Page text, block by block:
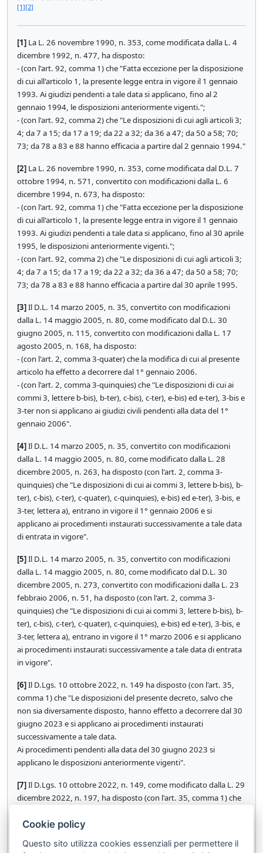
[1][2]
[1] La L. 26 novembre 1990, n. 353, come modificata dalla L. 4
dicembre 1992, n. 477, ha disposto:
- (con l'art. 92, comma 1) che "Fatta eccezione per la disposizione
di cui all'articolo 1, la presente legge entra in vigore il 1 gennaio
1993. Ai giudizi pendenti a tale data si applicano, fino al 2
gennaio 1994, le disposizioni anteriormente vigenti.";
- (con l'art. 92, comma 2) che "Le disposizioni di cui agli articoli 3;
4; da 7 a 15; da 17 a 19; da 22 a 32; da 36 a 47; da 50 a 58; 70;
73; da 78 a 83 e 88 hanno efficacia a partire dal 2 gennaio 1994."
[2] La L. 26 novembre 1990, n. 353, come modificata dal D.L. 7
ottobre 1994, n. 571, convertito con modificazioni dalla L. 6
dicembre 1994, n. 673, ha disposto:
- (con l'art. 92, comma 1) che "Fatta eccezione per la disposizione
di cui all'articolo 1, la presente legge entra in vigore il 1 gennaio
1993. Ai giudizi pendenti a tale data si applicano, fino al 30 aprile
1995, le disposizioni anteriormente vigenti.";
- (con l'art. 92, comma 2) che "Le disposizioni di cui agli articoli 3;
4; da 7 a 15; da 17 a 19; da 22 a 32; da 36 a 47; da 50 a 58; 70;
73; da 78 a 83 e 88 hanno efficacia a partire dal 30 aprile 1995.
[3]Il D.L. 14 marzo 2005, n. 35, convertito con modificazioni
dalla L. 14 maggio 2005, n. 80, come modificato dal D.L. 30
giugno 2005, n. 115, convertito con modificazioni dalla L. 17
agosto 2005, n. 168, ha disposto:
- (con l'art. 2, comma 3-quater) che la modifica di cui al presente
articolo ha effetto a decorrere dal 1° gennaio 2006.
- (con l'art. 2, comma 3-quinquies) che "Le disposizioni di cui ai
commi 3, lettere b-bis), b-ter), c-bis), c-ter), e-bis) ed e-ter), 3-bis e
3-ter non si applicano ai giudizi civili pendenti alla data del 1°
gennaio 2006".
[4]Il D.L. 14 marzo 2005, n. 35, convertito con modificazioni
dalla L. 14 maggio 2005, n. 80, come modificato dalla L. 28
dicembre 2005, n. 263, ha disposto (con l'art. 2, comma 3-
quinquies) che "Le disposizioni di cui ai commi 3, lettere b-bis), b-
ter), c-bis), c-ter), c-quater), c-quinquies), e-bis) ed e-ter), 3-bis, e
3-ter, lettera a), entrano in vigore il 1° gennaio 2006 e si
applicano ai procedimenti instaurati successivamente a tale data
di entrata in vigore".
[5]Il D.L. 14 marzo 2005, n. 35, convertito con modificazioni
dalla L. 14 maggio 2005, n. 80, come modificato dal D.L. 30
dicembre 2005, n. 273, convertito con modificazioni dalla L. 23
febbraio 2006, n. 51, ha disposto (con l'art. 2, comma 3-
quinquies) che "Le disposizioni di cui ai commi 3, lettere b-bis), b-
ter), c-bis), c-ter), c-quater), c-quinquies), e-bis) ed e-ter), 3-bis, e
3-ter, lettera a), entrano in vigore il 1° marzo 2006 e si applicano
ai procedimenti instaurati successivamente a tale data di entrata
in vigore".
[6]Il D.Lgs. 10 ottobre 2022, n. 149 ha disposto (con l'art. 35,
comma 1) che "Le disposizioni del presente decreto, salvo che
non sia diversamente disposto, hanno effetto a decorrere dal 30
giugno 2023 e si applicano ai procedimenti instaurati
successivamente a tale data.
Ai procedimenti pendenti alla data del 30 giugno 2023 si
applicano le disposizioni anteriormente vigenti".
[7]Il D.Lgs. 10 ottobre 2022, n. 149, come modificato dalla L. 29
dicembre 2022, n. 197, ha disposto (con l'art. 35, comma 1) che
diversamente disposto, hanno effetto a decorrere dal 28
successivamente a tale data. Ai procedimenti pendenti alla data
Cookie policy
Questo sito utilizza cookies essenziali per permettere il